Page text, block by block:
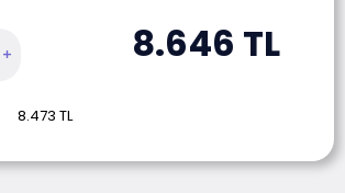
8.646 TL
8.473 TL